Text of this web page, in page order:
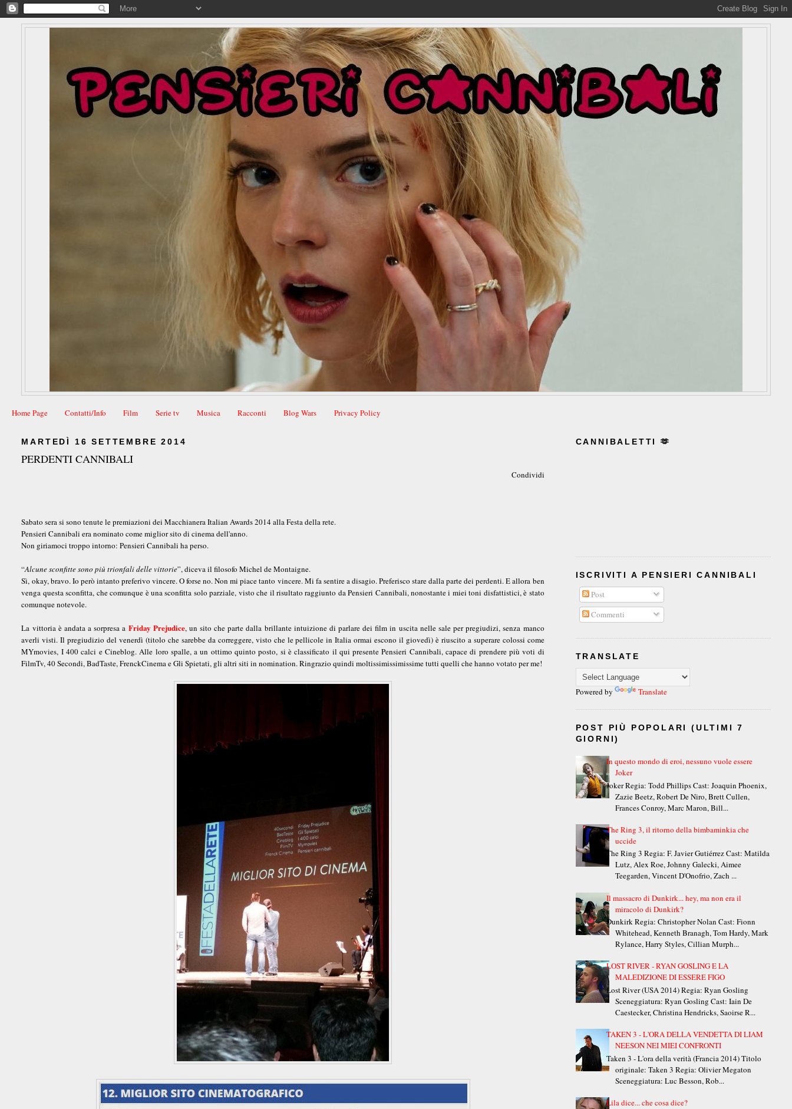
Home Page Contatti/Info Film Serie tv Musica Racconti Blog Wars Privacy Policy
MARTEDÌ 16 SETTEMBRE 2014
PERDENTI CANNIBALI
Condividi
Sabato sera si sono tenute le premiazioni dei Macchianera Italian Awards 2014 alla Festa della rete.
Pensieri Cannibali era nominato come miglior sito di cinema dell'anno.
Non giriamoci troppo intorno: Pensieri Cannibali ha perso.
“Alcune sconfitte sono più trionfali delle vittorie”, diceva il filosofo Michel de Montaigne.
Sì, okay, bravo. Io però intanto preferivo vincere. O forse no. Non mi piace tanto vincere. Mi fa sentire a disagio. Preferisco stare dalla parte dei perdenti. E allora ben
venga questa sconfitta, che comunque è una sconfitta solo parziale, visto che il risultato raggiunto da Pensieri Cannibali, nonostante i miei toni disfattistici, è stato
comunque notevole.
La vittoria è andata a sorpresa a Friday Prejudice, un sito che parte dalla brillante intuizione di parlare dei film in uscita nelle sale per pregiudizi, senza manco
averli visti. Il pregiudizio del venerdì (titolo che sarebbe da correggere, visto che le pellicole in Italia ormai escono il giovedì) è riuscito a superare colossi come
MYmovies, I 400 calci e Cineblog. Alle loro spalle, a un ottimo quinto posto, si è classificato il qui presente Pensieri Cannibali, capace di prendere più voti di
FilmTv, 40 Secondi, BadTaste, FrenckCinema e Gli Spietati, gli altri siti in nomination. Ringrazio quindi moltissimissimissime tutti quelli che hanno votato per me!
CANNIBALETTI 🫶
ISCRIVITI A PENSIERI CANNIBALI
Post
Commenti
TRANSLATE
Powered by Translate
POST PIÙ POPOLARI (ULTIMI 7
GIORNI)
In questo mondo di eroi, nessuno vuole essere
Joker
Joker Regia: Todd Phillips Cast: Joaquin Phoenix,
Zazie Beetz, Robert De Niro, Brett Cullen,
Frances Conroy, Marc Maron, Bill...
The Ring 3, il ritorno della bimbaminkia che
uccide
The Ring 3 Regia: F. Javier Gutiérrez Cast: Matilda
Lutz, Alex Roe, Johnny Galecki, Aimee
Teegarden, Vincent D'Onofrio, Zach ...
Il massacro di Dunkirk... hey, ma non era il
miracolo di Dunkirk?
Dunkirk Regia: Christopher Nolan Cast: Fionn
Whitehead, Kenneth Branagh, Tom Hardy, Mark
Rylance, Harry Styles, Cillian Murph...
LOST RIVER - RYAN GOSLING E LA
MALEDIZIONE DI ESSERE FIGO
Lost River (USA 2014) Regia: Ryan Gosling
Sceneggiatura: Ryan Gosling Cast: Iain De
Caestecker, Christina Hendricks, Saoirse R...
TAKEN 3 - L'ORA DELLA VENDETTA DI LIAM
NEESON NEI MIEI CONFRONTI
Taken 3 - L'ora della verità (Francia 2014) Titolo
originale: Taken 3 Regia: Olivier Megaton
Sceneggiatura: Luc Besson, Rob...
Lila dice... che cosa dice?